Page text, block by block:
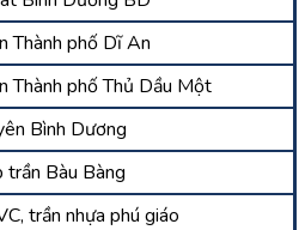
Thành phố Dĩ An
Thành phố Thủ Dầu Một
Bình Dương
Bàu Bàng
trần nhựa phú giáo